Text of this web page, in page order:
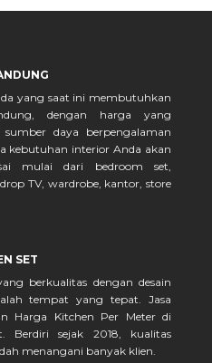
yang saat ini membutuhkan
dengan harga yang
daya berpengalaman
kebutuhan interior Anda akan
mulai dari bedroom set,
TV, wardrobe, kantor, store
SET
berkualitas dengan desain
tempat yang tepat. Jasa
Harga Kitchen Per Meter di
Berdiri sejak 2018, kualitas
menangani banyak klien.